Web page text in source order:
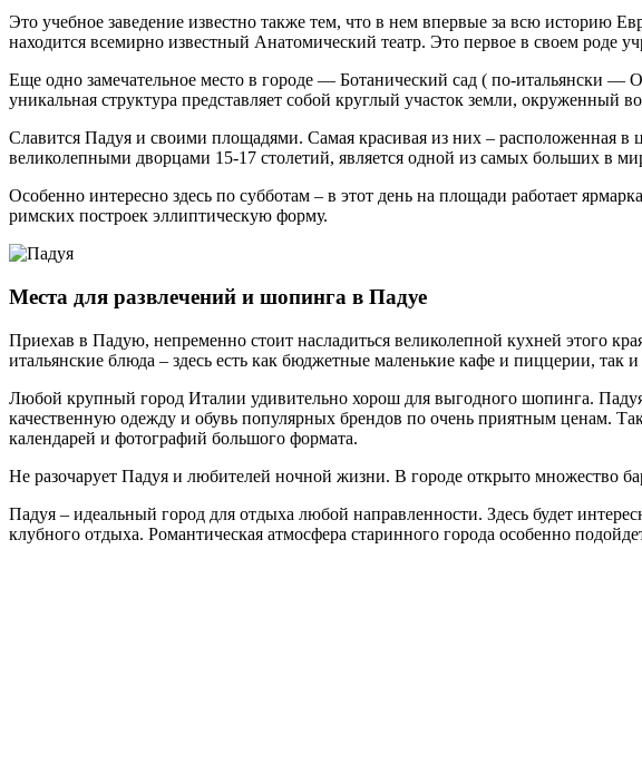
Это учебное заведение известно также тем, что в нем впервые за всю
находится всемирно известный Анатомический театр. Это первое в своем роде
Еще одно замечательное место в городе — Ботанический сад ( по-итальянски
уникальная структура представляет собой круглый участок земли, окруженный
Славится Падуя и своими площадями. Самая красивая из них – расположенная
великолепными дворцами 15-17 столетий, является одной из самых больших в
Особенно интересно здесь по субботам – в этот день на площади работает
римских построек эллиптическую форму.
Места для развлечений и шопинга в Падуе
Приехав в Падую, непременно стоит насладиться великолепной кухней этого
итальянские блюда – здесь есть как бюджетные маленькие кафе и пиццерии,
Любой крупный город Италии удивительно хорош для выгодного шопинга.
качественную одежду и обувь популярных брендов по очень приятным ценам.
календарей и фотографий большого формата.
Не разочарует Падуя и любителей ночной жизни. В городе открыто множество
Падуя – идеальный город для отдыха любой направленности. Здесь будет
клубного отдыха. Романтическая атмосфера старинного города особенно